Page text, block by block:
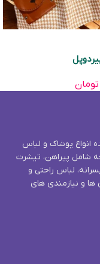
تومان
انواع پوشاک و لباس
شامل پیراهن، تیشرت
لباس راحتی و
و نیازمندی های